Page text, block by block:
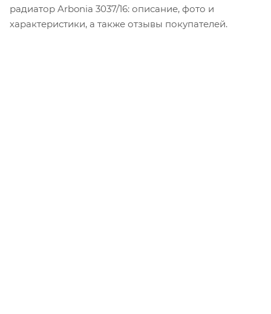
радиатор Arbonia 3037/16: описание, фото и
характеристики, а также отзывы покупателей.